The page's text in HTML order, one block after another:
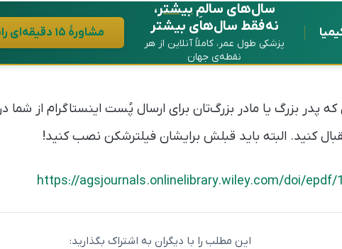
سال‌های سالمِبیشتر،
نه فقط سال‌های بیشتر
پزشکی طول عمر، کاملاً آنلاین از هر
نقطه‌ی جهان
مشاورهٔ ۱۵ دقیقه‌ای رایگان در واتساپ
پدر بزرگ یا مادر بزرگ‌تان برای ارسال پُست اینستاگرام از شما
کنید. البته باید قبلش برایشان فیلترشکن نصب کنید!
https://agsjournals.onlinelibrary.wiley.com/doi/epdf/
این مطلب را با دیگران به اشتراک بگذارید: